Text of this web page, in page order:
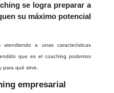
se logra preparar a
su máximo potencial
atendiendo a unas características
que es el coaching podemos
para qué sirve.
empresarial